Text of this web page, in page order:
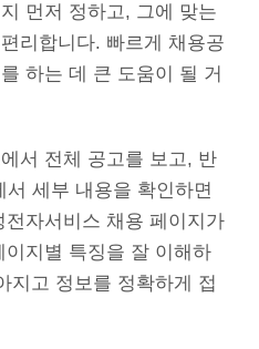
먼저 정하고, 그에 맞는
리합니다. 빠르게 채용공
하는 데 큰 도움이 될 거
서 전체 공고를 보고, 반
세부 내용을 확인하면
자서비스 채용 페이지가
지별 특징을 잘 이해하
지고 정보를 정확하게 접